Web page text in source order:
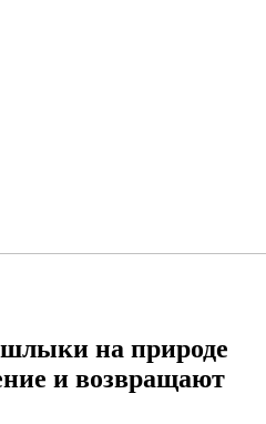
на природе
и возвращают